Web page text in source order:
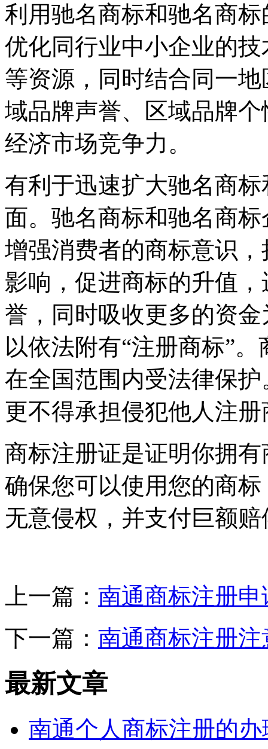
利用驰名商标和驰名商
优化同行业中小企业的
等资源，同时结合同一
域品牌声誉、区域品牌
经济市场竞争力。
有利于迅速扩大驰名商
面。驰名商标和驰名商
增强消费者的商标意识
影响，促进商标的升值
誉，同时吸收更多的资
以依法附有“注册商标”
在全国范围内受法律保
更不得承担侵犯他人注
商标注册证是证明你拥
确保您可以使用您的商
无意侵权，并支付巨额赔
上一篇： 南通商标注册
下一篇： 南通商标注册
最新文章
南通个人商标注册的